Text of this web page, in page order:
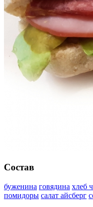
Состав
буженина говядина хлеб
помидоры салат айсберг